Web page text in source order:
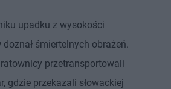
upadku z wysokości
śmiertelnych obrażeń.
ratownicy przetransportowali
gdzie przekazali słowackiej